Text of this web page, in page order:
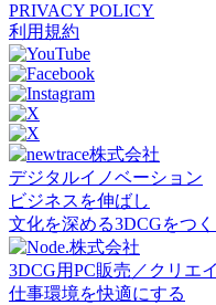
PRIVACY POLICY
利用規約
デジタルイノベーション
ビジネスを伸ばし
文化を深める3DCGをつ
3DCG用PC販売／クリエ
仕事環境を快適にする